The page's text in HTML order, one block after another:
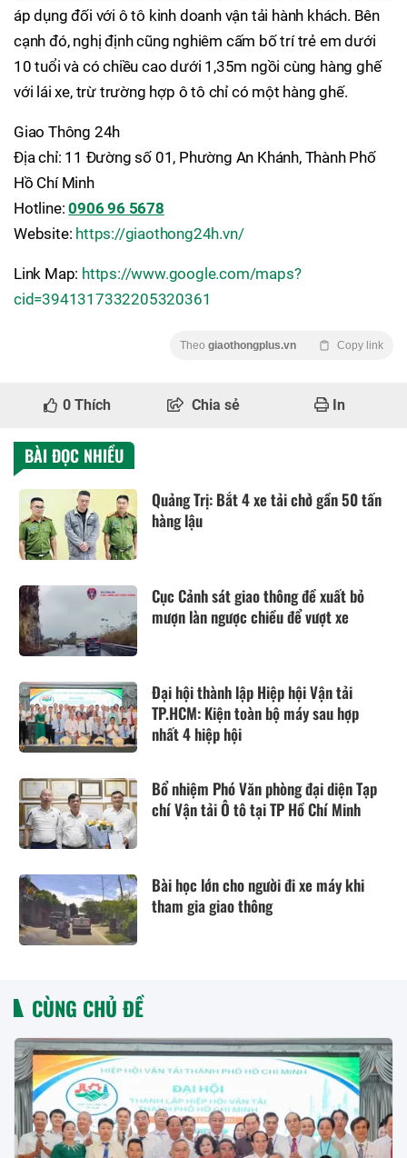
áp dụng đối với ô tô kinh doanh vận tải hành khách. Bên
cạnh đó, nghị định cũng nghiêm cấm bố trí trẻ em dưới
10 tuổi và có chiều cao dưới 1,35m ngồi cùng hàng ghế
với lái xe, trừ trường hợp ô tô chỉ có một hàng ghế.
Giao Thông 24h
Địa chỉ: 11 Đường số 01, Phường An Khánh, Thành Phố
Hồ Chí Minh
Hotline:0906 96 5678
Website: https://giaothong24h.vn/
Link Map: https://www.google.com/maps?
cid=3941317332205320361
Theo giaothongplus.vn Copy link
0 Thích Chia sẻ In
BÀI ĐỌC NHIỀU
Quảng Trị: Bắt 4 xe tải chở gần 50 tấn
hàng lậu
Cục Cảnh sát giao thông đề xuất bỏ
mượn làn ngược chiều để vượt xe
Đại hội thành lập Hiệp hội Vận tải
TP.HCM: Kiện toàn bộ máy sau hợp
nhất 4 hiệp hội
Bổ nhiệm Phó Văn phòng đại diện Tạp
chí Vận tải Ô tô tại TP Hồ Chí Minh
Bài học lớn cho người đi xe máy khi
tham gia giao thông
CÙNG CHỦ ĐỀ